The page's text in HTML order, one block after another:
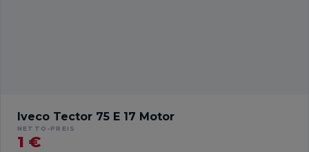
Iveco Tector 75 E 17 Motor
NETTO-PREIS
1 €